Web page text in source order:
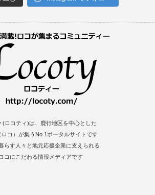
(ロコティ)は、鹿行地区を中心とした
ロコ）が集うNo.1ポータルサイトです
らす人々と地元応援企業に支えられる
ロコにこだわる情報メディアです